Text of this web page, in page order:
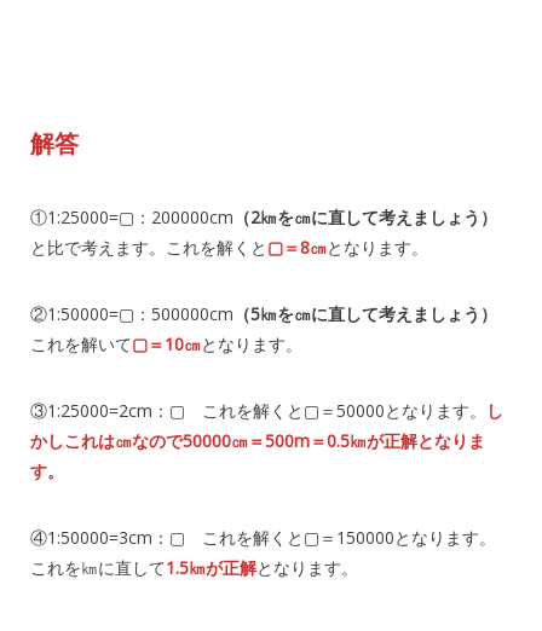
解答
①1:25000=▢：200000cm （2㎞を㎝に直して考えましょう）
と比で考えます。これを解くと ▢＝8㎝となります。
②1:50000=▢：500000cm （5㎞を㎝に直して考えましょう）
これを解いて▢＝10㎝となります。
③1:25000=2cm：▢ これを解くと▢＝50000となります。
し
かしこれは㎝なので50000㎝＝500m＝0.5㎞が正解となりま
す。
④1:50000=3cm：▢ これを解くと▢＝150000となります。
これを㎞に直して1.5㎞が正解となります。